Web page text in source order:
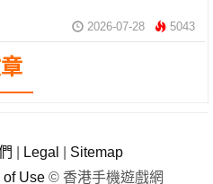
2026-07-28 5043
Legal
Sitemap
of Use © 香港手機遊戲網